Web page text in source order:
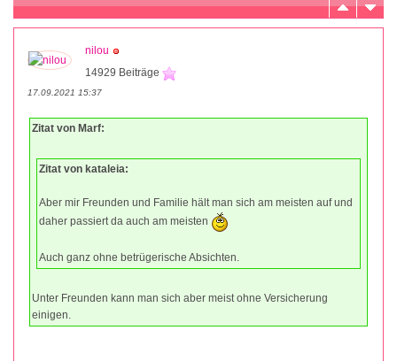
nilou
14929 Beiträge
17.09.2021 15:37
Zitat von Marf:
Zitat von kataleia:
Aber mir Freunden und Familie hält man sich am meisten auf und
daher passiert da auch am meisten
Auch ganz ohne betrügerische Absichten.
Unter Freunden kann man sich aber meist ohne Versicherung
einigen.